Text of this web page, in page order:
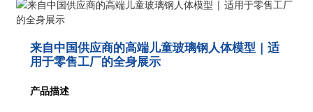
来自中国供应商的高端儿童玻璃钢人体模型 | 适
用于零售工厂的全身展示
产品描述